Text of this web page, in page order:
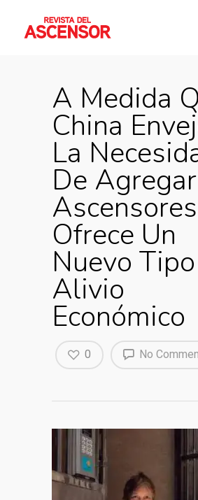
A Medida
China
La
De Agregar
Ascensores
Ofrece Un
Nuevo
Alivio
Económico
No
0